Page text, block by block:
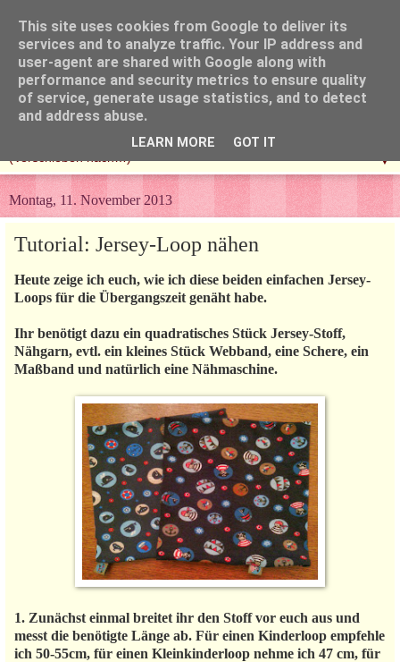
▼
Montag, 11. November 2013
Tutorial: Jersey-Loop nähen
Heute zeige ich euch, wie ich diese beiden einfachen Jersey-
Loops für die Übergangszeit genäht habe.
Ihr benötigt dazu ein quadratisches Stück Jersey-Stoff,
Nähgarn, evtl. ein kleines Stück Webband, eine Schere, ein
Maßband und natürlich eine Nähmaschine.
1. Zunächst einmal breitet ihr den Stoff vor euch aus und
messt die benötigte Länge ab. Für einen Kinderloop empfehle
ich 50-55cm, für einen Kleinkinderloop nehme ich 47 cm, für
This site uses cookies from Google to deliver its
services and to analyze traffic. Your IP address and
user-agent are shared with Google along with
performance and security metrics to ensure quality
of service, generate usage statistics, and to detect
and address abuse.
LEARN MORE GOT IT